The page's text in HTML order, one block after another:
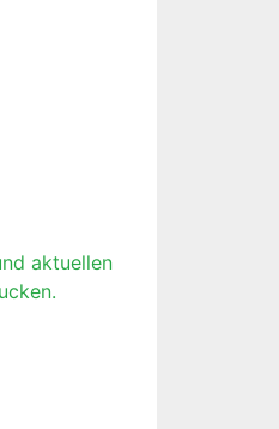
aktuellen